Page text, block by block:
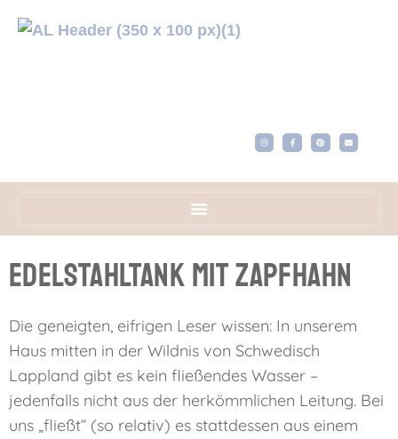
Edelstahltank mit Zapfhahn
Die geneigten, eifrigen Leser wissen: In unserem
Haus mitten in der Wildnis von Schwedisch
Lappland gibt es kein fließendes Wasser –
jedenfalls nicht aus der herkömmlichen Leitung. Bei
uns „fließt“ (so relativ) es stattdessen aus einem